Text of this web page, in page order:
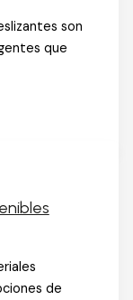
son
que
de